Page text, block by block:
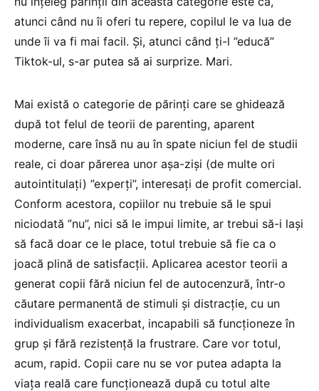
atunci când nu îi oferi tu repere, copilul le va lua de
unde îi va fi mai facil. Și, atunci când ți-l ”educă”
Tiktok-ul, s-ar putea să ai surprize. Mari.
Mai există o categorie de părinți care se ghidează
după tot felul de teorii de parenting, aparent
moderne, care însă nu au în spate niciun fel de studii
reale, ci doar părerea unor așa-ziși (de multe ori
autointitulați) ”experți”, interesați de profit comercial.
Conform acestora, copiilor nu trebuie să le spui
niciodată ”nu”, nici să le impui limite, ar trebui să-i lași
să facă doar ce le place, totul trebuie să fie ca o
joacă plină de satisfacții. Aplicarea acestor teorii a
generat copii fără niciun fel de autocenzură, într-o
căutare permanentă de stimuli și distracție, cu un
individualism exacerbat, incapabili să funcționeze în
grup și fără rezistență la frustrare. Care vor totul,
acum, rapid. Copii care nu se vor putea adapta la
viața reală care funcționează după cu totul alte